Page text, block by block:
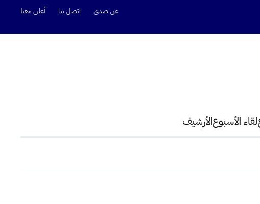
عن صدى اتصل بنا أعلن معنا
لقاء الأسبوعالأرشيف